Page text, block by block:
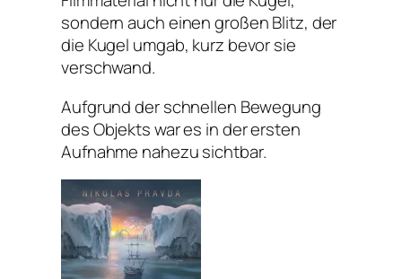
sondern auch einen großen Blitz, der
die Kugel umgab, kurz bevor sie
verschwand.
Aufgrund der schnellen Bewegung
des Objekts war es in der ersten
Aufnahme nahezu sichtbar.